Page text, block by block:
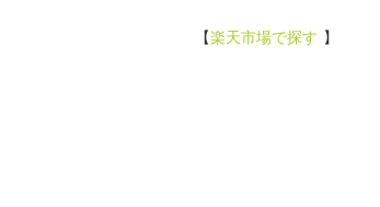
【楽天市場で探す 】